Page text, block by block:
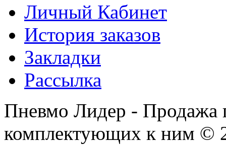
Личный Кабинет
История заказов
Закладки
Рассылка
Пневмо Лидер - Продажа
комплектующих к ним ©